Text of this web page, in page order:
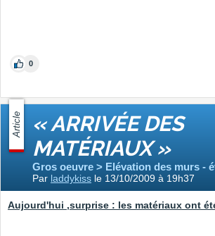
0
Article « ARRIVÉE DES
MATÉRIAUX »
Gros oeuvre > Elévation des murs -
Par laddykiss le 13/10/2009 à 19h37
Aujourd'hui ,surprise : les matériaux ont